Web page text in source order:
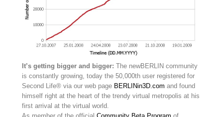
It’s getting bigger and bigger: The newBERLIN community
is constantly growing, today the 50,000th user registered for
Second Life® via our web page BERLINin3D.com and found
himself right at the heart of the trendy virtual metropolis at his
first arrival at the virtual world.